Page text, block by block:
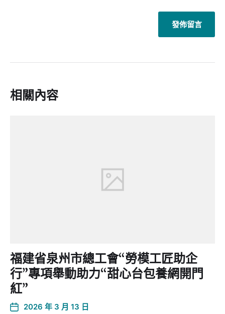
相關內容
福建省泉州市總工會“勞模工匠助企
行”專項舉動助力“甜心台包養網開門
紅”
2026 年 3 月 13 日